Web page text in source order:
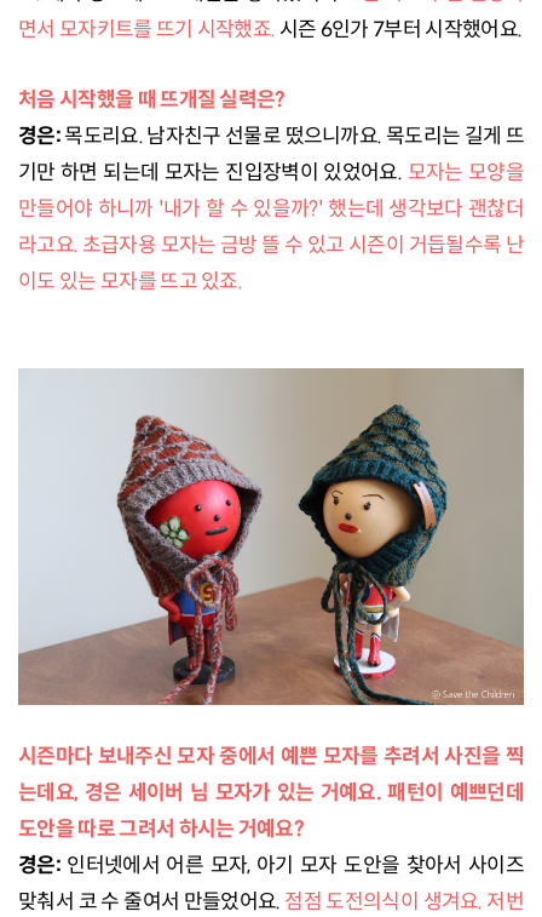
면서 모자키트를 뜨기 시작했죠. 시즌 6인가 7부터 시작했어요.
처음 시작했을 때 뜨개질 실력은?
경은:목도리요. 남자친구 선물로 떴으니까요. 목도리는 길게 뜨
기만 하면 되는데 모자는 진입장벽이 있었어요. 모자는 모양을
만들어야 하니까 '내가 할 수 있을까?' 했는데 생각보다 괜찮더
라고요. 초급자용 모자는 금방 뜰 수 있고 시즌이 거듭될수록 난
이도 있는 모자를 뜨고 있죠.
시즌마다 보내주신 모자 중에서 예쁜 모자를 추려서 사진을 찍
는데요, 경은 세이버 님 모자가 있는 거예요. 패턴이 예쁘던데
도안을 따로 그려서 하시는 거예요?
경은: 인터넷에서 어른 모자, 아기 모자 도안을 찾아서 사이즈
맞춰서 코 수 줄여서 만들었어요. 점점 도전의식이 생겨요. 저번